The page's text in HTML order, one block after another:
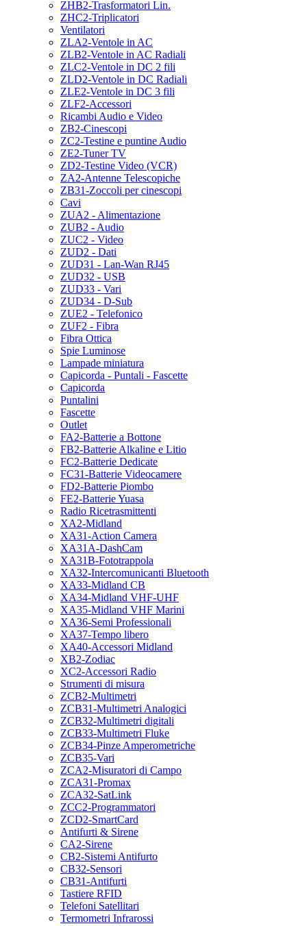
ZHB2-Trasformatori Lin.
ZHC2-Triplicatori
Ventilatori
ZLA2-Ventole in AC
ZLB2-Ventole in AC Radiali
ZLC2-Ventole in DC 2 fili
ZLD2-Ventole in DC Radiali
ZLE2-Ventole in DC 3 fili
ZLF2-Accessori
Ricambi Audio e Video
ZB2-Cinescopi
ZC2-Testine e puntine Audio
ZE2-Tuner TV
ZD2-Testine Video (VCR)
ZA2-Antenne Telescopiche
ZB31-Zoccoli per cinescopi
Cavi
ZUA2 - Alimentazione
ZUB2 - Audio
ZUC2 - Video
ZUD2 - Dati
ZUD31 - Lan-Wan RJ45
ZUD32 - USB
ZUD33 - Vari
ZUD34 - D-Sub
ZUE2 - Telefonico
ZUF2 - Fibra
Fibra Ottica
Spie Luminose
Lampade miniatura
Capicorda - Puntali - Fascette
Capicorda
Puntalini
Fascette
Outlet
FA2-Batterie a Bottone
FB2-Batterie Alkaline e Litio
FC2-Batterie Dedicate
FC31-Batterie Videocamere
FD2-Batterie Piombo
FE2-Batterie Yuasa
Radio Ricetrasmittenti
XA2-Midland
XA31-Action Camera
XA31A-DashCam
XA31B-Fototrappola
XA32-Intercomunicanti Bluetooth
XA33-Midland CB
XA34-Midland VHF-UHF
XA35-Midland VHF Marini
XA36-Semi Professionali
XA37-Tempo libero
XA40-Accessori Midland
XB2-Zodiac
XC2-Accessori Radio
Strumenti di misura
ZCB2-Multimetri
ZCB31-Multimetri Analogici
ZCB32-Multimetri digitali
ZCB33-Multimetri Fluke
ZCB34-Pinze Amperometriche
ZCB35-Vari
ZCA2-Misuratori di Campo
ZCA31-Promax
ZCA32-SatLink
ZCC2-Programmatori
ZCD2-SmartCard
Antifurti & Sirene
CA2-Sirene
CB2-Sistemi Antifurto
CB32-Sensori
CB31-Antifurti
Tastiere RFID
Telefoni Satellitari
Termometri Infrarossi